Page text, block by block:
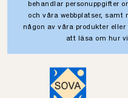
behandlar personuppgifter
och våra webbplatser, samt
någon av våra produkter eller
att läsa om hur